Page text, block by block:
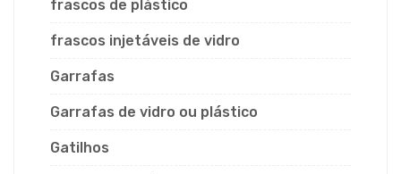
frascos de plástico
frascos injetáveis de vidro
Garrafas
Garrafas de vidro ou plástico
Gatilhos